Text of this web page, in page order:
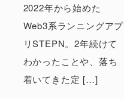
2022年から始めた
Web3系ランニングアプ
リSTEPN。2年続けて
わかったことや、落ち
着いてきた定 […]